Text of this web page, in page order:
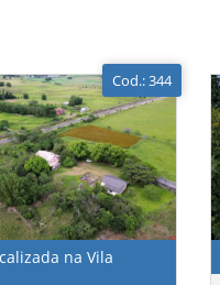
Cod.: 344
na Vila